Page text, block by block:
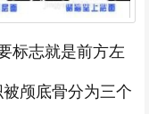
标志就是前方左
颅底骨分为三个